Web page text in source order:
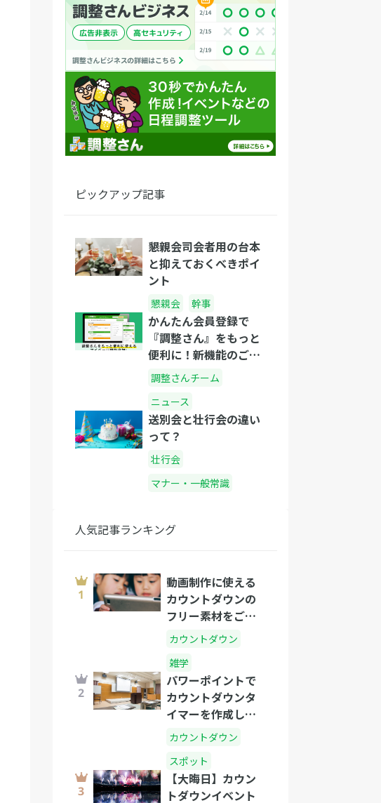
ピックアップ記事
懇親会司会者用の台本
と抑えておくべきポイ
ント
懇親会 幹事
かんたん会員登録で
『調整さん』をもっと
便利に！新機能のご紹
介
調整さんチーム
ニュース
送別会と壮行会の違い
って？
壮行会
マナー・一般常識
人気記事ランキング
動画制作に使える
カウントダウンの
フリー素材をご紹
介（ダウンロード
ページのリンク付
ですぐに使えま
す）
カウントダウン
雑学
パワーポイントで
カウントダウンタ
イマーを作成しよ
う！
カウントダウン
スポット
【大晦日】カウン
トダウンイベント